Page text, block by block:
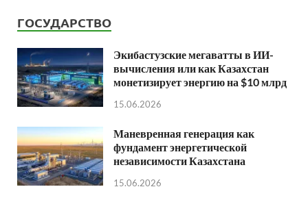
ГОСУДАРСТВО
Экибастузские мегаватты в ИИ-
вычисления или как Казахстан
монетизирует энергию на $10 млрд
15.06.2026
Маневренная генерация как
фундамент энергетической
независимости Казахстана
15.06.2026